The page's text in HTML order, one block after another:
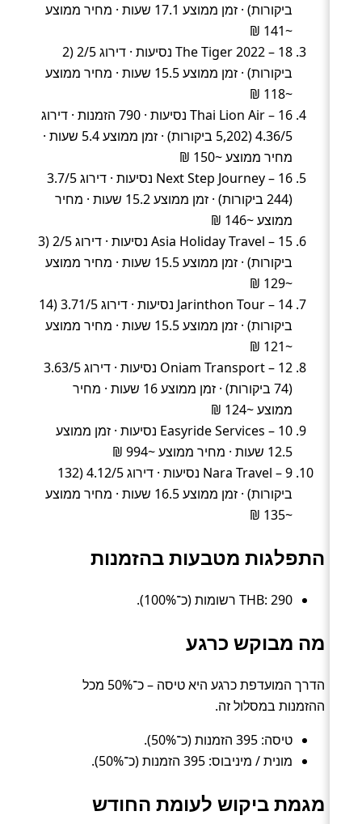
ביקורות) · זמן ממוצע 17.1 שעות · מחיר ממוצע
~141 ₪
The Tiger 2022 – 18 נסיעות · דירוג 2/5 (2
ביקורות) · זמן ממוצע 15.5 שעות · מחיר ממוצע
~118 ₪
Thai Lion Air – 16 נסיעות · 790 הזמנות · דירוג
4.36/5 (5,202 ביקורות) · זמן ממוצע 5.4 שעות ·
מחיר ממוצע ~150 ₪
Next Step Journey – 16 נסיעות · דירוג 3.7/5
(244 ביקורות) · זמן ממוצע 15.2 שעות · מחיר
ממוצע ~146 ₪
Asia Holiday Travel – 15 נסיעות · דירוג 2/5 (3
ביקורות) · זמן ממוצע 15.5 שעות · מחיר ממוצע
~129 ₪
Jarinthon Tour – 14 נסיעות · דירוג 3.71/5 (14
ביקורות) · זמן ממוצע 15.5 שעות · מחיר ממוצע
~121 ₪
Oniam Transport – 12 נסיעות · דירוג 3.63/5
(74 ביקורות) · זמן ממוצע 16 שעות · מחיר
ממוצע ~124 ₪
Easyride Services – 10 נסיעות · זמן ממוצע
12.5 שעות · מחיר ממוצע ~994 ₪
Nara Travel – 9 נסיעות · דירוג 4.12/5 (132
ביקורות) · זמן ממוצע 16.5 שעות · מחיר ממוצע
~135 ₪
התפלגות מטבעות בהזמנות
THB: 290 רשומות (כ־100%).
מה מבוקש כרגע
הדרך המועדפת כרגע היא טיסה – כ־50% מכל
ההזמנות במסלול זה.
טיסה: 395 הזמנות (כ־50%).
מונית / מיניבוס: 395 הזמנות (כ־50%).
מגמת ביקוש לעומת החודש